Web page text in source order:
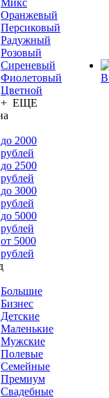
Микс
Оранжевый
Персиковый
Радужный
Розовый
Сиреневый
Фиолетовый
Цветной
+ ЕЩЕ
до 2000
рублей
до 2500
рублей
до 3000
рублей
до 5000
рублей
от 5000
рублей
Большие
Бизнес
Детские
Маленькие
Мужские
Полевые
Семейные
Премиум
Свадебные